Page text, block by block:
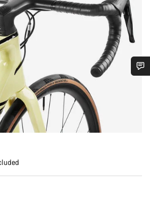
estarán encantados de responder a tus
Cerrar